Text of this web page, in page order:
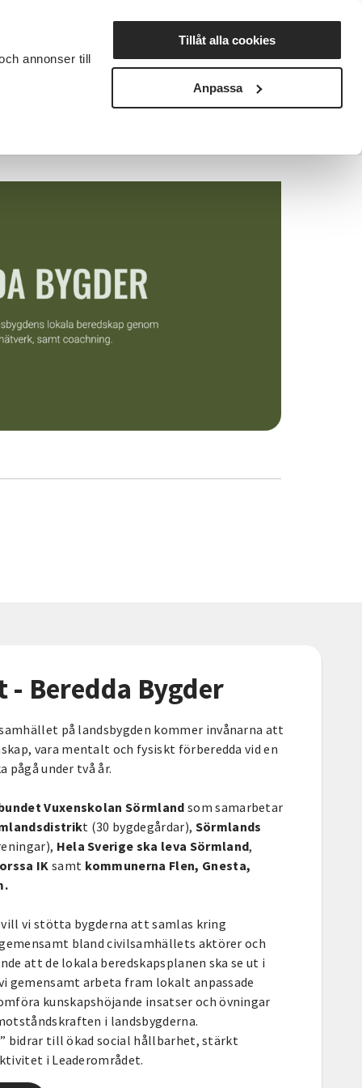
annonser till
Tillåt alla cookies
Anpassa
Nyheter Avdelningar
Beredda Bygder
på landsbygden kommer invånarna att
vara mentalt och fysiskt förberedda vid en
pågå under två år.
Vuxenskolan Sörmland som samarbetar
t (30 bygdegårdar), Sörmlands
Hela Sverige ska leva Sörmland,
IK samt kommunerna Flen, Gnesta,
vi stötta bygderna att samlas kring
bland civilsamhällets aktörer och
att de lokala beredskapsplanen ska se ut i
gemensamt arbeta fram lokalt anpassade
kunskapshöjande insatser och övningar
i landsbygderna.
bidrar till ökad social hållbarhet, stärkt
i Leaderområdet.